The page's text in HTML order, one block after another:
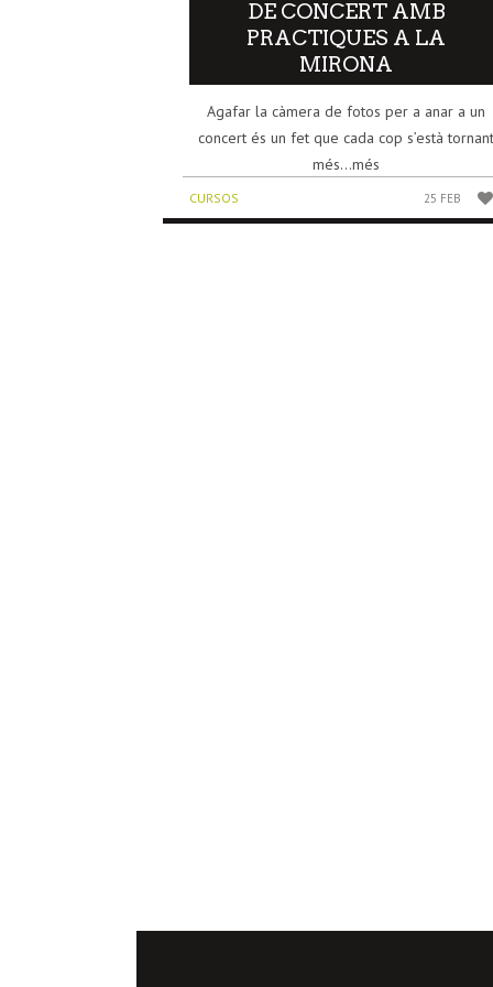
DE CONCERT AMB
PRACTIQUES A LA
MIRONA
Agafar la càmera de fotos per a anar a un
concert és un fet que cada cop s’està tornant
més...més
CURSOS 25 FEB